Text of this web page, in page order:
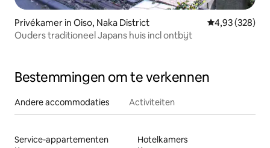
Privékamer in Oiso, Naka District Gemiddelde
4,93 (328)
Ouders traditioneel Japans huis incl ontbijt
Bestemmingen om te verkennen
Andere accommodaties Activiteiten
Service-appartementen
Hotelkamers